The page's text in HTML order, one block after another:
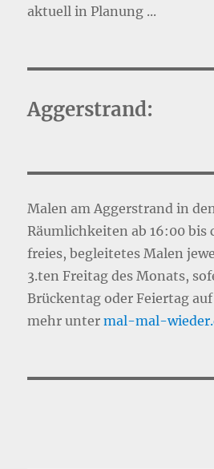
aktuell in Planung ...
Aggerstrand:
Malen am Aggerstrand in
Räumlichkeiten ab 16:00 bis
freies, begleitetes Malen
3.ten Freitag des Monats,
Brückentag oder Feiertag
mehr untermal-mal-wied